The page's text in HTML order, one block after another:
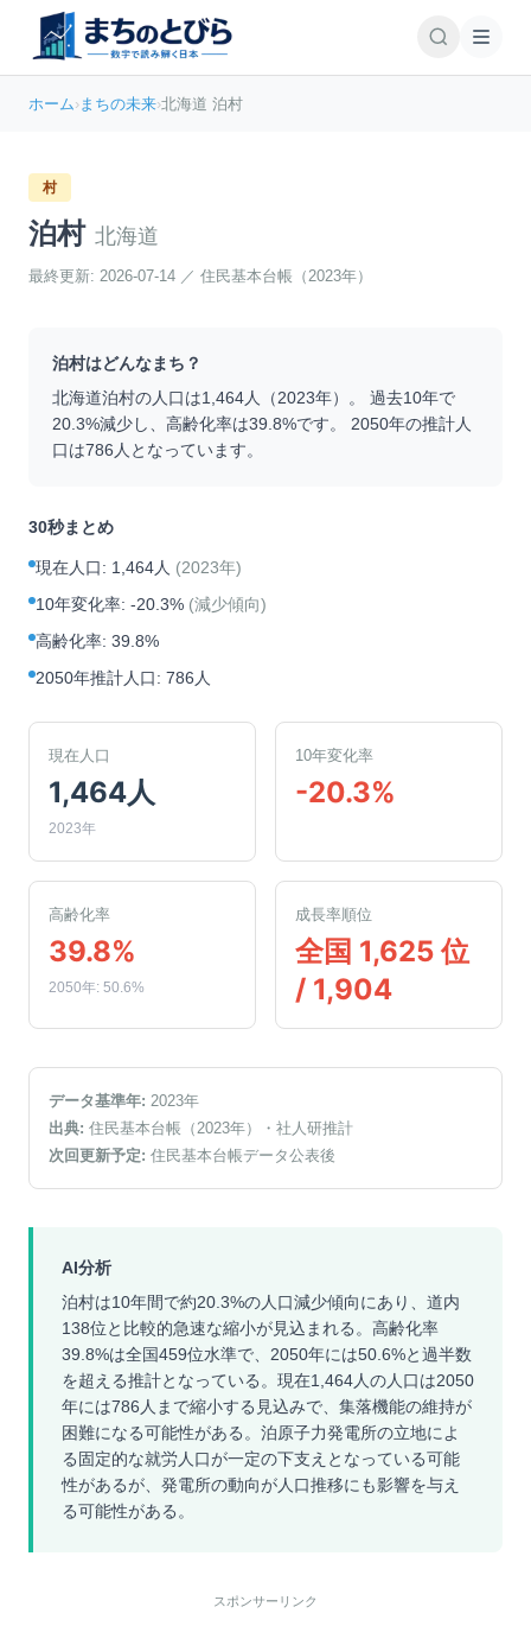
ホーム›まちの未来›北海道 泊村
村
泊村 北海道
最終更新: 2026-07-14 ／ 住民基本台帳（2023年）
泊村はどんなまち？
北海道泊村の人口は1,464人（2023年）。 過去10年で
20.3%減少し、高齢化率は39.8%です。 2050年の推計人
口は786 人となっています。
30秒まとめ
現在人口: 1,464人 (2023年)
10年変化率: -20.3% (減少傾向)
高齢化率: 39.8%
2050年推計人口: 786人
現在人口
1,464人
2023年
10年変化率
-20.3%
高齢化率
39.8%
2050年: 50.6%
成長率順位
全国 1,625 位
/ 1,904
データ基準年: 2023年
出典: 住民基本台帳（2023年）
・社人研推計
次回更新予定: 住民基本台帳データ公表後
AI分析
泊村は10年間で約20.3%の人口減少傾向にあり、道内
138位と比較的急速な縮小が見込まれる。高齢化率
39.8%は全国459位水準で、2050年には50.6%と過半数
を超える推計となっている。現在1,464人の人口は2050
年には786人まで縮小する見込みで、集落機能の維持が
困難になる可能性がある。泊原子力発電所の立地によ
る固定的な就労人口が一定の下支えとなっている可能
性があるが、発電所の動向が人口推移にも影響を与え
る可能性がある。
スポンサーリンク